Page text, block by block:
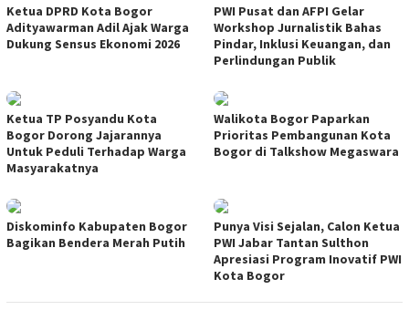
Ketua DPRD Kota Bogor
Adityawarman Adil Ajak Warga
Dukung Sensus Ekonomi 2026
PWI Pusat dan AFPI Gelar
Workshop Jurnalistik Bahas
Pindar, Inklusi Keuangan, dan
Perlindungan Publik
Ketua TP Posyandu Kota
Bogor Dorong Jajarannya
Untuk Peduli Terhadap Warga
Masyarakatnya
Walikota Bogor Paparkan
Prioritas Pembangunan Kota
Bogor di Talkshow Megaswara
Diskominfo Kabupaten Bogor
Bagikan Bendera Merah Putih
Punya Visi Sejalan, Calon Ketua
PWI Jabar Tantan Sulthon
Apresiasi Program Inovatif PWI
Kota Bogor